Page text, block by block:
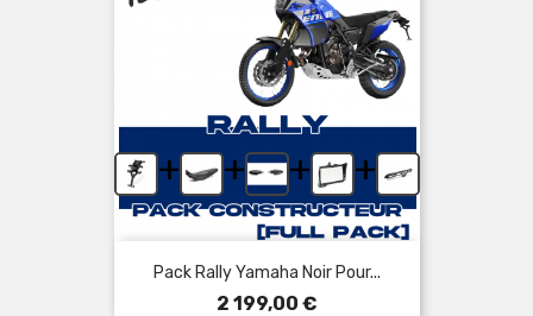
+ + + +
Pack Rally Yamaha Noir Pour...
Prix
2 199,00 €